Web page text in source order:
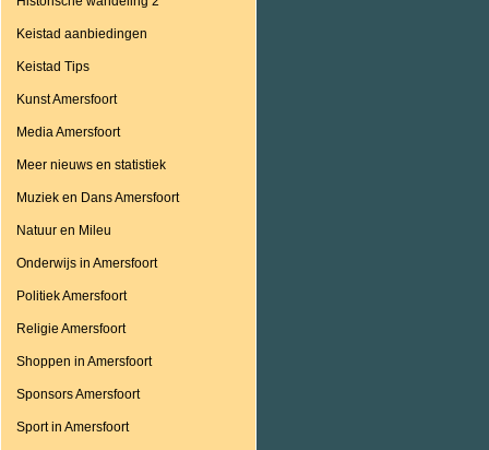
Keistad aanbiedingen
Keistad Tips
Kunst Amersfoort
Media Amersfoort
Meer nieuws en statistiek
Muziek en Dans Amersfoort
Natuur en Mileu
Onderwijs in Amersfoort
Politiek Amersfoort
Religie Amersfoort
Shoppen in Amersfoort
Sponsors Amersfoort
Sport in Amersfoort